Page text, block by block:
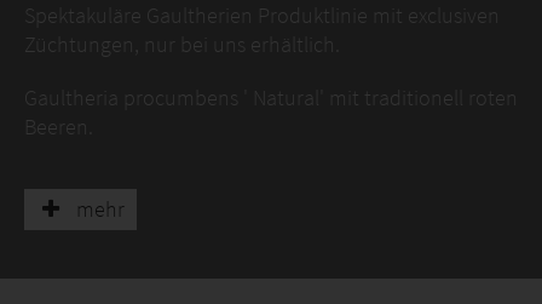
Spektakuläre Gaultherien Produktlinie mit exclusiven
Züchtungen, nur bei uns erhältlich.
Gaultheria procumbens ' Natural' mit traditionell roten
Beeren.
Beeren.mehr